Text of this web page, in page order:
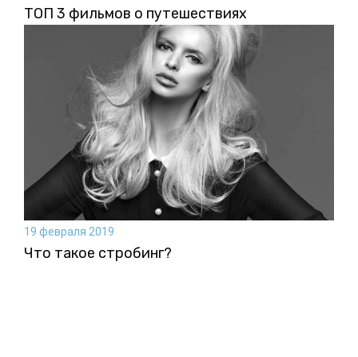
ТОП 3 фильмов о путешествиях
19 февраля 2019
Что такое стробинг?